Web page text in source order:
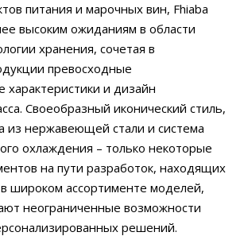
питания и марочных вин, Fhiaba
высоким ожиданиям в области
хранения, сочетая в
превосходные
характеристики и дизайн
Своеобразный иконический стиль,
из нержавеющей стали и система
охлаждения – только некоторые
на пути разработок, находящих
широком ассортименте моделей,
неограниченные возможности
решений.